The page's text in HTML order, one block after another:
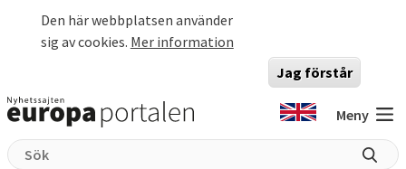
Den här webbplatsen använder
sig av cookies. Mer information
Jag förstår
Meny